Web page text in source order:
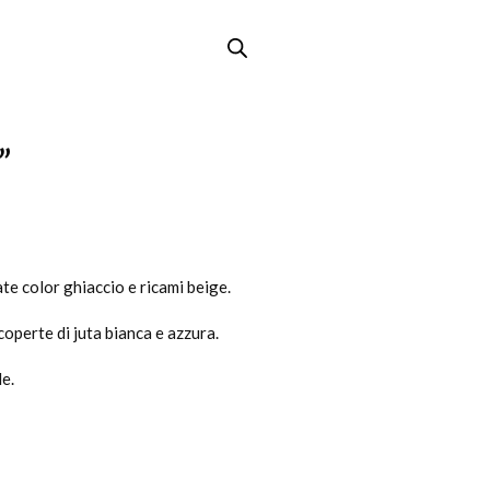
color ghiaccio e ricami beige.
di juta bianca e azzura.